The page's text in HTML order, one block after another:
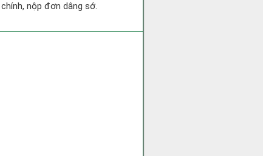
nộp đơn dâng sớ.